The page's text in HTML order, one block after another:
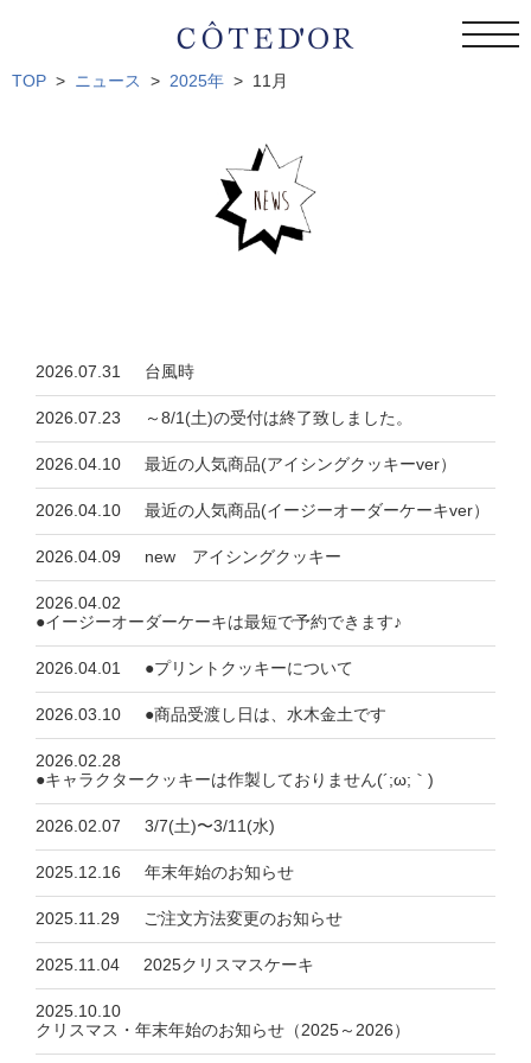
TOP ニュース 2025年 11月
2026.07.31 台風時
2026.07.23 ～8/1(土)の受付は終了致しました。
2026.04.10 最近の人気商品(アイシングクッキーver）
2026.04.10 最近の人気商品(イージーオーダーケーキver）
2026.04.09 new アイシングクッキー
2026.04.02
●イージーオーダーケーキは最短で予約できます♪
2026.04.01 ●プリントクッキーについて
2026.03.10 ●商品受渡し日は、水木金土です
2026.02.28
●キャラクタークッキーは作製しておりません(´;ω;｀)
2026.02.07 3/7(土)〜3/11(水)
2025.12.16 年末年始のお知らせ
2025.11.29 ご注文方法変更のお知らせ
2025.11.04 2025クリスマスケーキ
2025.10.10
クリスマス・年末年始のお知らせ（2025～2026）